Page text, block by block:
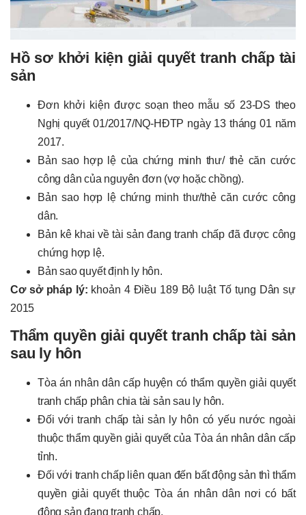
Hồ sơ khởi kiện giải quyết tranh chấp tài
sản
Đơn khởi kiện được soạn theo mẫu số 23-DS theo
Nghị quyết 01/2017/NQ-HĐTP ngày 13 tháng 01 năm
2017.
Bản sao hợp lệ của chứng minh thư/ thẻ căn cước
công dân của nguyên đơn (vợ hoặc chồng).
Bản sao hợp lệ chứng minh thư/thẻ căn cước công
dân.
Bản kê khai về tài sản đang tranh chấp đã được công
chứng hợp lệ.
Bản sao quyết định ly hôn.
Cơ sở pháp lý: khoản 4 Điều 189 Bộ luật Tố tụng Dân sự
2015
Thẩm quyền giải quyết tranh chấp tài sản
sau ly hôn
Tòa án nhân dân cấp huyện có thẩm quyền giải quyết
tranh chấp phân chia tài sản sau ly hôn.
Đối với tranh chấp tài sản ly hôn có yếu nước ngoài
thuộc thẩm quyền giải quyết của Tòa án nhân dân cấp
tỉnh.
Đối với tranh chấp liên quan đến bất động sản thì thẩm
quyền giải quyết thuộc Tòa án nhân dân nơi có bất
động sản đang tranh chấp.